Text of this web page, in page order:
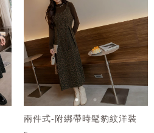
兩件式-附綁帶時髦豹紋洋裝